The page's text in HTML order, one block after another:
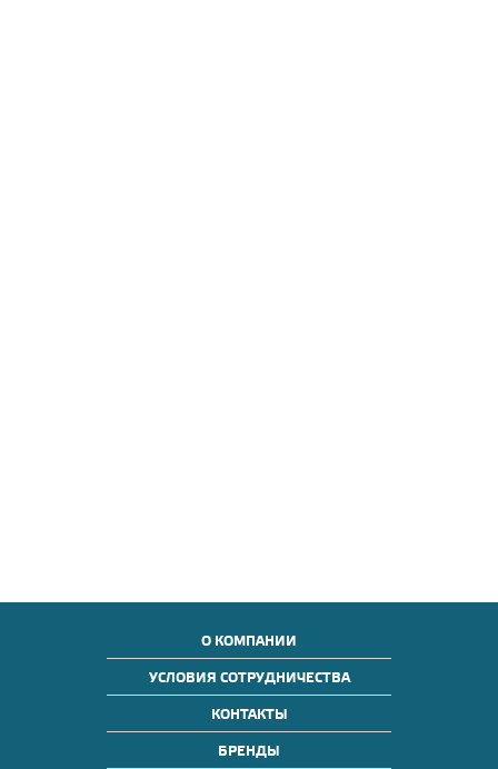
О КОМПАНИИ
УСЛОВИЯ СОТРУДНИЧЕСТВА
КОНТАКТЫ
БРЕНДЫ